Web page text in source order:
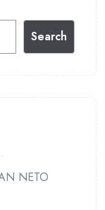
Search
NETO